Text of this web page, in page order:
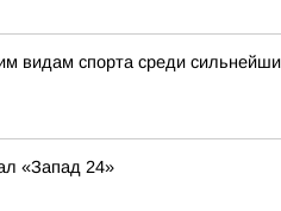
видам спорта среди
«Запад 24»